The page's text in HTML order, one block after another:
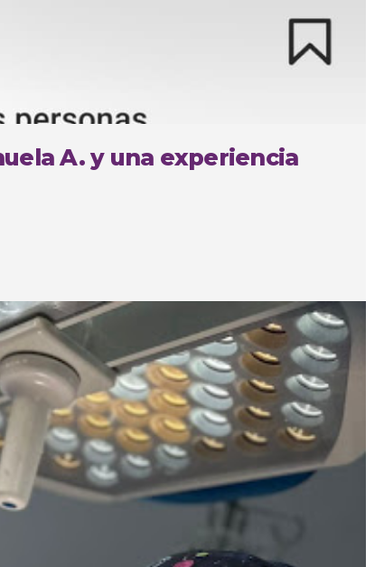
A. y una experiencia